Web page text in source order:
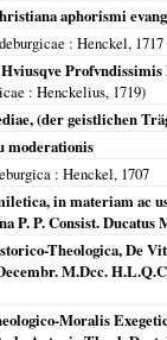
aphorismi
: Henckel, 1717
: Henckelius, 1719)
(der geistlichen
moderationis
: Henckel, 1707
in materiam ac
P. P. Consist. Ducatus
Theologica, De
M.Dcc.
Moralis